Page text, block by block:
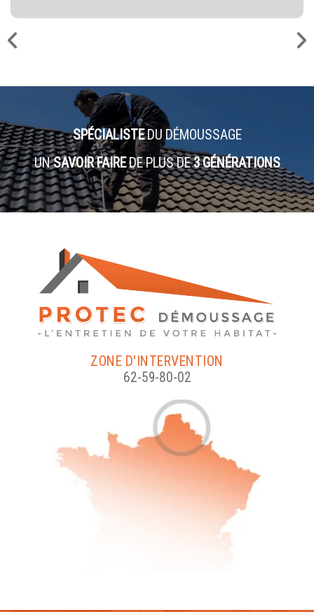
SPÉCIALISTEDU DÉMOUSSAGE
UNSAVOIR FAIREDE PLUS DE3 GÉNÉRATIONS
ZONE D'INTERVENTION
62-59-80-02